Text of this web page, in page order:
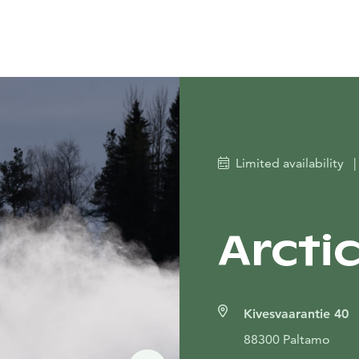
Limited availability |
Kivesvaarantie 40
88300 Paltamo